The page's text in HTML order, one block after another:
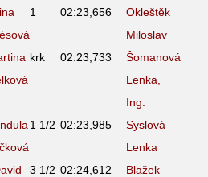
1 02:23,656
Okleštěk
Miloslav
krk 02:23,733
Šomanová
Lenka,
Ing.
1 1/2 02:23,985
Syslová
Lenka
3 1/2 02:24,61 2 Blažek